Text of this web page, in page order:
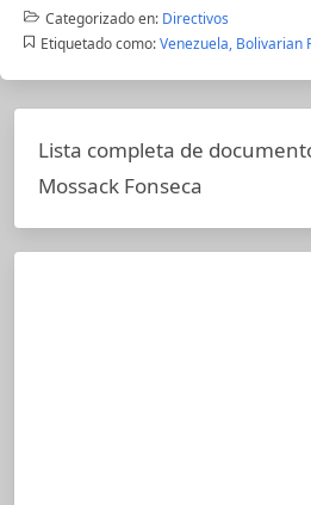
Categorizado en: Directivos
Etiquetado como: Venezuela, Bolivarian
Lista completa de
Mossack Fonseca